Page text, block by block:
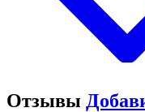
Отзывы